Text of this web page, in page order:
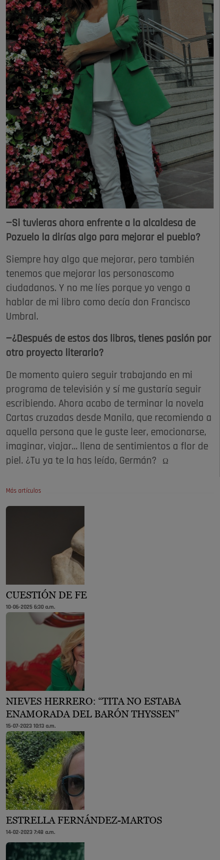
—Si tuvieras ahora enfrente a la alcaldesa de
Pozuelo la dirías algo para mejorar el pueblo?
Siempre hay algo que mejorar, pero también
tenemos que mejorar las personascomo
ciudadanos. Y no me líes porque yo vengo a
hablar de mi libro como decía don Francisco
Umbral.
—¿Después de estos dos libros, tienes pasión por
otro proyecto literario?
De momento quiero seguir trabajando en mi
programa de televisión y sí me gustaría seguir
escribiendo. Ahora acabo de terminar la novela
Cartas cruzadas desde Manila, que recomiendo a
aquella persona que le guste leer, emocionarse,
imaginar, viajar... llena de sentimientos a flor de
piel. ¿Tu ya te la has leído, Germán? Ω
Más artículos
CUESTIÓN DE FE
10-06-2025 6:30 a.m.
NIEVES HERRERO: “TITA NO ESTABA
ENAMORADA DEL BARÓN THYSSEN”
15-07-2023 10:13 a.m.
ESTRELLA FERNÁNDEZ-MARTOS
14-02-2023 7:48 a.m.